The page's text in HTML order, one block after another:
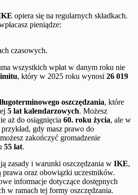
opiera się na regularnych składkach.
pieniądze:
czasowych.
wszystkich wpłat w danym roku nie
, który w 2025 roku wynosi 26 019
oszczędzania, które
5 lat kalendarzowych. Możesz
aż do osiągnięcia 60. roku życia, ale w
gdy masz prawo do
zakończyć gromadzenie
55 lat.
zasady i warunki oszczędzania w IKE,
prawa oraz obowiązki uczestników.
informacje dotyczące dostępnych
w ramach tej formy oszczędzania.